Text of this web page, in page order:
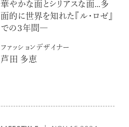
華やかな面とシリアスな面…多
面的に世界を知れた『ル・ロゼ』
での３年間―
ファッションデザイナー
芦田 多恵